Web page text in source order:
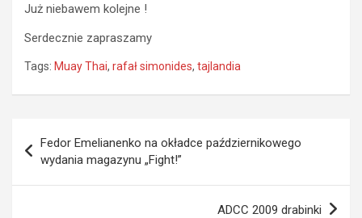
Już niebawem kolejne !
Serdecznie zapraszamy
Tags: Muay Thai, rafał simonides, tajlandia
wpisu
Fedor Emelianenko na okładce październikowego
wydania magazynu „Fight!”
ADCC 2009 drabinki